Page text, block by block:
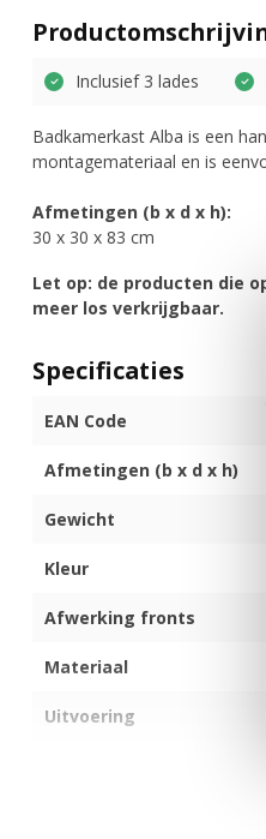
Inclusief 3 lades
Badkamerkast Alba is een
montagemateriaal en is
Afmetingen (b x d x h):
30 x 30 x 83 cm
Let op: de producten die
meer los verkrijgbaar.
Specificaties
EAN Code
Afmetingen (b x d x h)
Gewicht
Kleur
Afwerking fronts
Materiaal
Uitvoering